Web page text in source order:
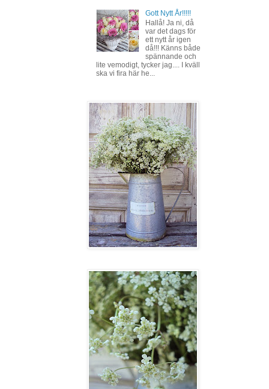
Gott Nytt År!!!!!
Hallå! Ja ni, då
var det dags för
ett nytt år igen
då!!! Känns både
spännande och
lite vemodigt, tycker jag.... I kväll
ska vi fira här he...